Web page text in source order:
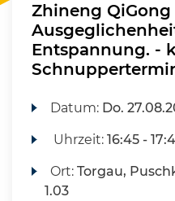
Zhineng QiGong
Entspannung. -
Datum: Do.
Uhrzeit:16:45 -
Ort:Torgau,
1.03